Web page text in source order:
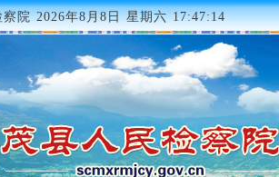
察院2026年8月8日 星期六 17:47:14